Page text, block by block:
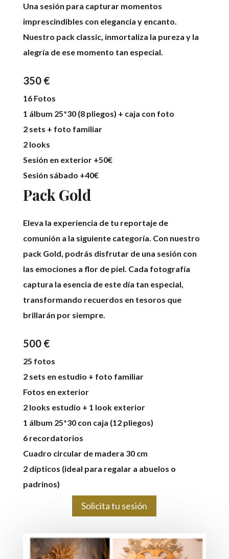
Una sesión para capturar momentos
imprescindibles con elegancia y encanto.
Nuestro pack classic, inmortaliza la pureza y la
alegría de ese momento tan especial.
350 €
16 Fotos
1 álbum 25*30 (8 pliegos) + caja con foto
2 sets + foto familiar
2 looks
Sesión en exterior +50€
Sesión sábado +40€
Pack Gold
Eleva la experiencia de tu reportaje de
comunión a la siguiente categoría. Con nuestro
pack Gold, podrás disfrutar de una sesión con
las emociones a flor de piel. Cada fotografía
captura la esencia de este día tan especial,
transformando recuerdos en tesoros que
brillarán por siempre.
500 €
25 fotos
2 sets en estudio + foto familiar
Fotos en exterior
2 looks estudio + 1 look exterior
1 álbum 25*30 con caja (12 pliegos)
6 recordatorios
Cuadro circular de madera 30 cm
2 dípticos (ideal para regalar a abuelos o
padrinos)
Solicita tu sesión